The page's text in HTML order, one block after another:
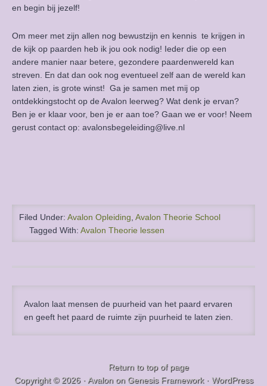
en begin bij jezelf!
Om meer met zijn allen nog bewustzijn en kennis te krijgen in
de kijk op paarden heb ik jou ook nodig! Ieder die op een
andere manier naar betere, gezondere paardenwereld kan
streven. En dat dan ook nog eventueel zelf aan de wereld kan
laten zien, is grote winst! Ga je samen met mij op
ontdekkingstocht op de Avalon leerweg? Wat denk je ervan?
Ben je er klaar voor, ben je er aan toe? Gaan we er voor! Neem
gerust contact op: avalonsbegeleiding@live.nl
Filed Under: Avalon Opleiding Avalon Theorie School
Tagged With: Avalon Theorie lessen
Avalon laat mensen de puurheid van het paard ervaren
en geeft het paard de ruimte zijn puurheid te laten zien.
Return to top of page
Copyright © 2026 · Avalonon Genesis Framework· WordPress